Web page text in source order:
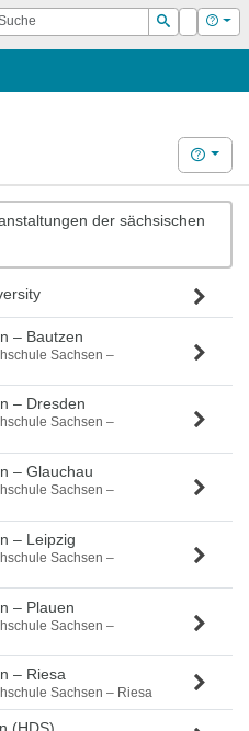
Suchen
Login Hilfe
Hilfe
der sächsischen
– Bautzen
Sachsen –
– Dresden
Sachsen –
– Glauchau
Sachsen –
– Leipzig
Sachsen –
– Plauen
Sachsen –
– Riesa
Sachsen – Riesa